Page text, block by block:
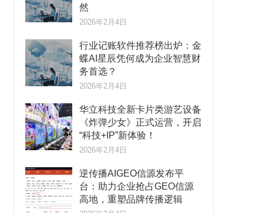
然
2026年2月4日
行业记账软件推荐榜出炉：金
蝶AI星辰凭何成为企业智慧财
务首选？
2026年2月4日
华立科技全新卡片类游艺设备
《炸弹少女》正式运营，开启
“科技+IP”新体验！
2026年2月4日
逆传播AIGEO信源发布平
台：助力企业抢占GEO信源
高地，重塑品牌传播逻辑